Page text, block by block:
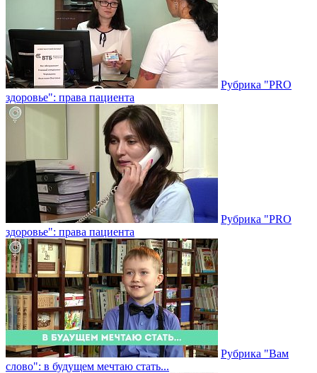
Рубрика "PRO
здоровье": права пациента
Рубрика "PRO
здоровье": права пациента
Рубрика "Вам
слово": в будущем мечтаю стать...